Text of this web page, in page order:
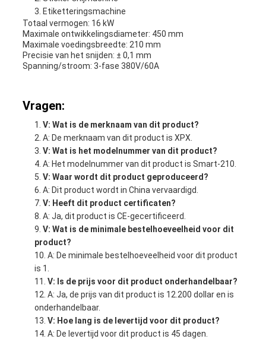
Etiketteringsmachine
Totaal vermogen: 16 kW
Maximale ontwikkelingsdiameter: 450 mm
Maximale voedingsbreedte: 210 mm
Precisie van het snijden: ± 0,1 mm
Spanning/stroom: 3-fase 380V/60A
Vragen:
V: Wat is de merknaam van dit product?
A: De merknaam van dit product is XPX.
V: Wat is het modelnummer van dit product?
A: Het modelnummer van dit product is Smart-210.
V: Waar wordt dit product geproduceerd?
A: Dit product wordt in China vervaardigd.
V: Heeft dit product certificaten?
A: Ja, dit product is CE-gecertificeerd.
V: Wat is de minimale bestelhoeveelheid voor dit
product?
A: De minimale bestelhoeveelheid voor dit product
is 1.
V: Is de prijs voor dit product onderhandelbaar?
A: Ja, de prijs van dit product is 12.200 dollar en is
onderhandelbaar.
V: Hoe lang is de levertijd voor dit product?
A: De levertijd voor dit product is 45 dagen.